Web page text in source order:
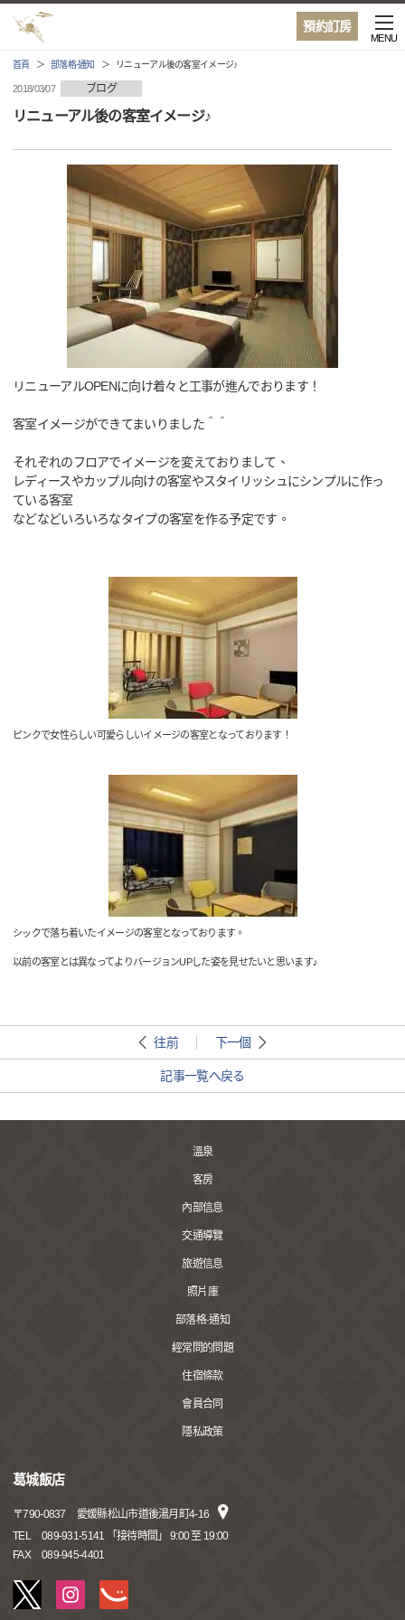
預約訂房
MENU
首頁 部落格·通知 リニューアル後の客室イメージ♪
2018/03/07 ブログ
リニューアル後の客室イメージ♪
リニューアルOPENに向け着々と工事が進んでおります！
客室イメージができてまいりました＾＾
それぞれのフロアでイメージを変えておりまして、
レディースやカップル向けの客室やスタイリッシュにシンプルに作っ
ている客室
などなどいろいろなタイプの客室を作る予定です。
ピンクで女性らしい可愛らしいイメージの客室となっております！
シックで落ち着いたイメージの客室となっております。
以前の客室とは異なってよりバージョンUPした姿を見せたいと思います♪
往前 下一個
記事一覧へ戻る
溫泉
客房
內部信息
交通導覽
旅遊信息
照片庫
部落格·通知
經常問的問題
住宿條款
會員合同
隱私政策
葛城飯店
〒790-0837
愛媛縣松山市道後湯月町4-16
TEL
089-931-5141 「接待時間」 9:00 至 19:00
FAX
089-945-4401